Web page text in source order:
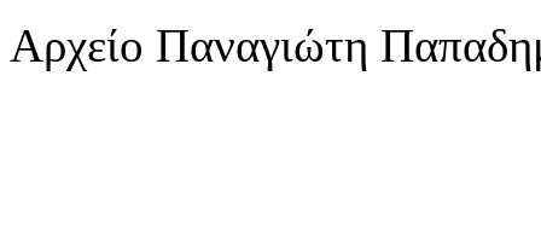
Αρχείο Παναγιώτη